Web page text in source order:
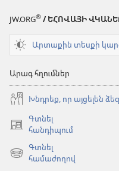
JW.ORG® / ԵՀՈՎԱՅԻ
Արտաքին տեսքի
Արագ հղումներ
Խնդրեք, որ այցելեն ձեզ
Գտնել
հանդիպում
(բացվում
նոր
պատուհան)
Գտնել
համաժողով
(բացվում